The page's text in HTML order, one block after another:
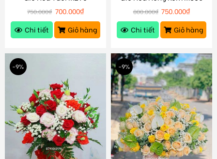
750.000₫ 700.000₫
Chi tiết
Giỏ hàng
800.000₫ 750.000₫
Chi tiết
Giỏ hàng
-9% -9%